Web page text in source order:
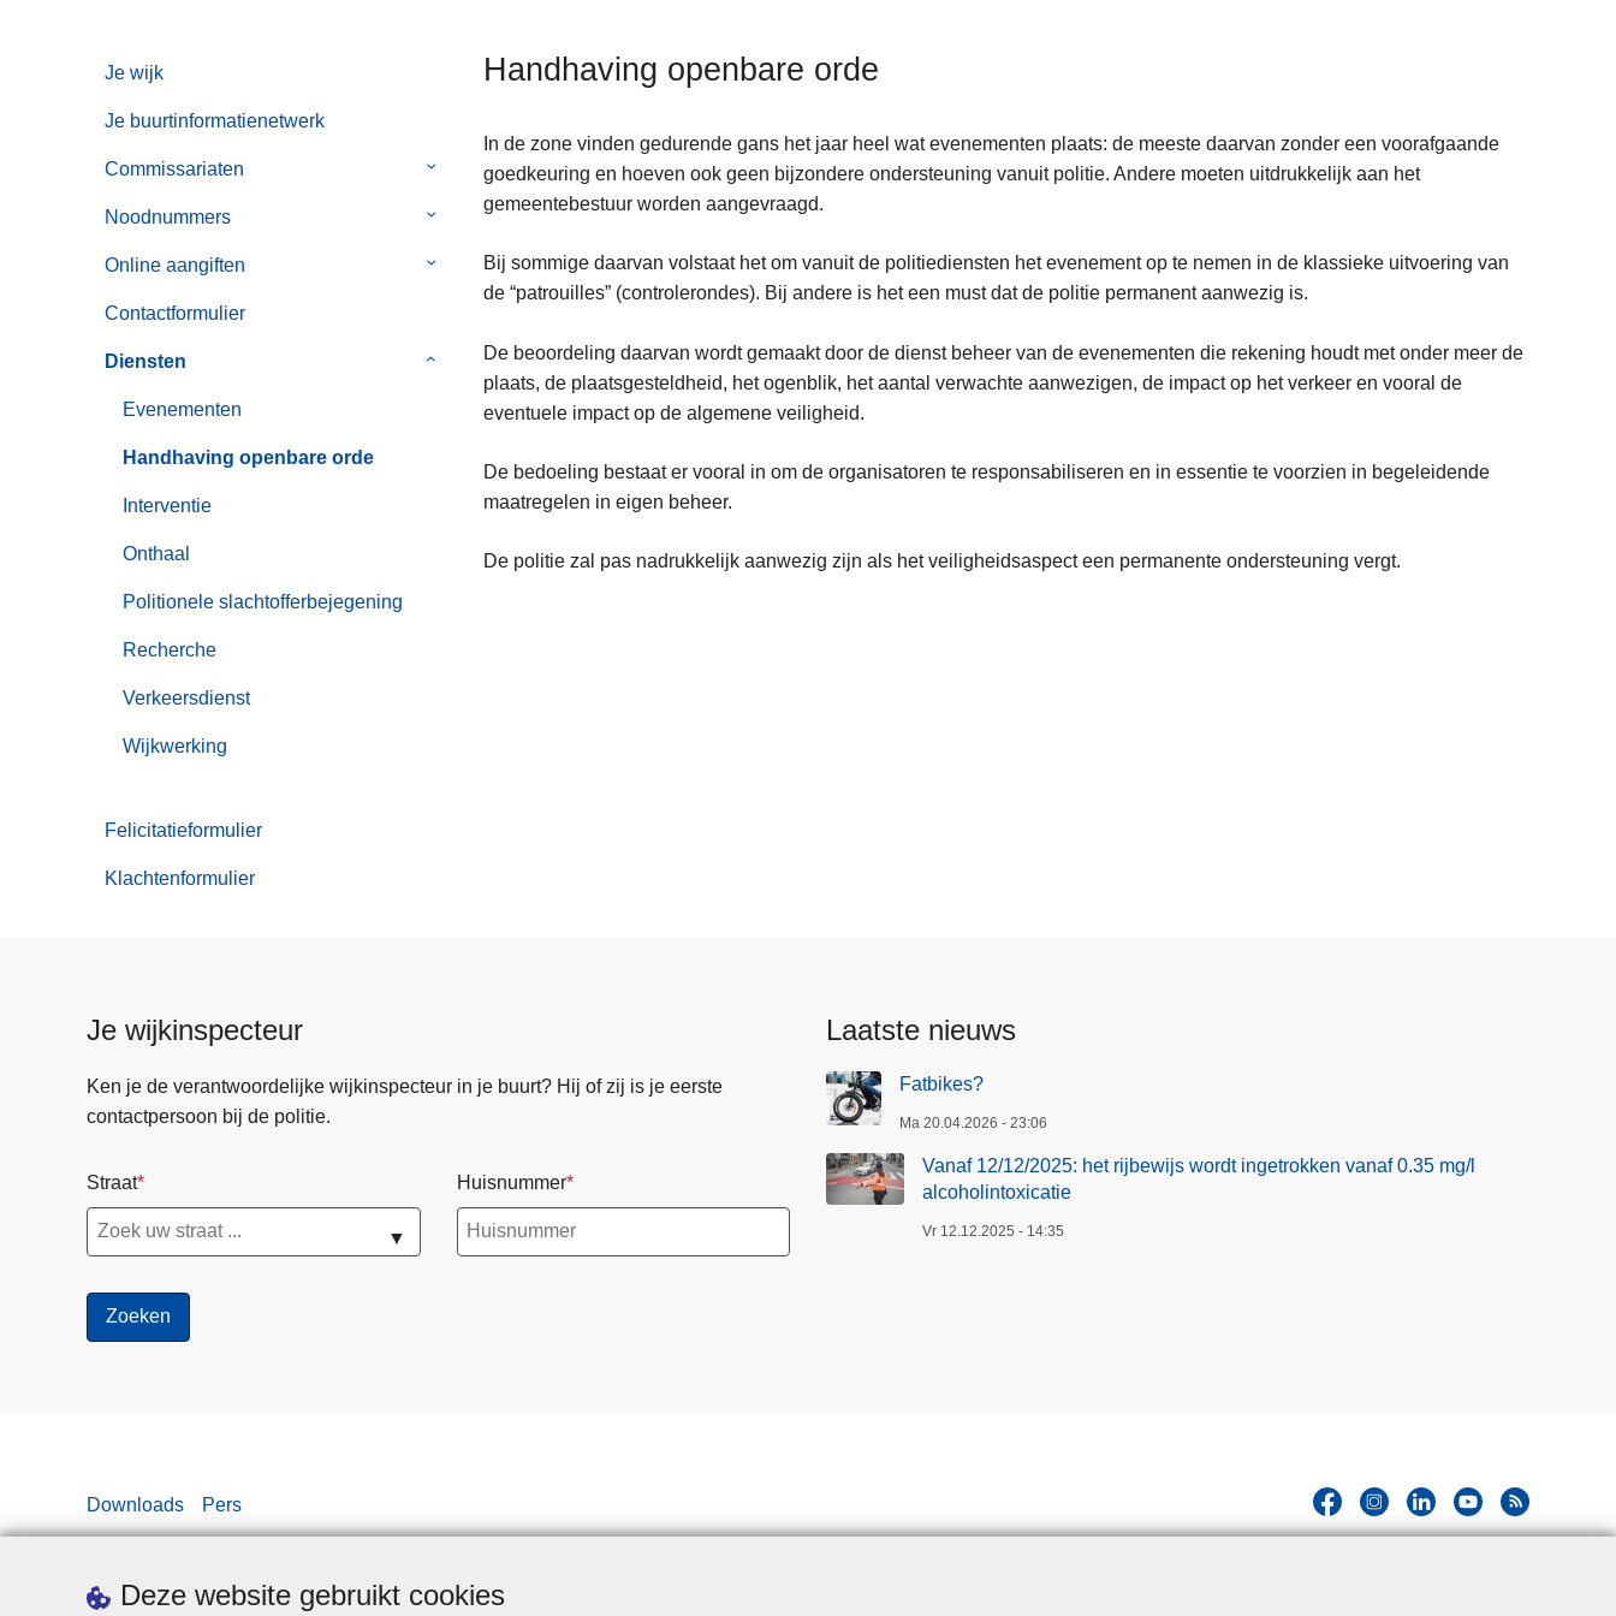
Deze website gebruikt cookies
Je wijk
Je buurtinformatienetwerk
Commissariaten
Submenu
Noodnummers
Submenu
Noodnummers
Online aangiften
Submenu
aangiften
Contactformulier
Diensten
Submenu
Diensten
Evenementen
Handhaving openbare orde
Interventie
Onthaal
Politionele slachtofferbejegening
Recherche
Verkeersdienst
Wijkwerking
Felicitatieformulier
Klachtenformulier
Handhaving openbare orde
In de zone vinden gedurende gans het jaar heel wat evenementen plaats: de meeste daarvan zonder een voorafgaande
goedkeuring en hoeven ook geen bijzondere ondersteuning vanuit politie. Andere moeten uitdrukkelijk aan het
gemeentebestuur worden aangevraagd.
Bij sommige daarvan volstaat het om vanuit de politiediensten het evenement op te nemen in de klassieke uitvoering van
de “patrouilles” (controlerondes). Bij andere is het een must dat de politie permanent aanwezig is.
De beoordeling daarvan wordt gemaakt door de dienst beheer van de evenementen die rekening houdt met onder meer de
plaats, de plaatsgesteldheid, het ogenblik, het aantal verwachte aanwezigen, de impact op het verkeer en vooral de
eventuele impact op de algemene veiligheid.
De bedoeling bestaat er vooral in om de organisatoren te responsabiliseren en in essentie te voorzien in begeleidende
maatregelen in eigen beheer.
De politie zal pas nadrukkelijk aanwezig zijn als het veiligheidsaspect een permanente ondersteuning vergt.
Je wijkinspecteur
Ken je de verantwoordelijke wijkinspecteur in je buurt? Hij of zij is je eerste
contactpersoon bij de politie.
Straat
▼
Huisnummer
Laatste nieuws
Fatbikes?
Ma 20.04.2026 - 23:06
Vanaf 12/12/2025: het rijbewijs wordt ingetrokken vanaf 0.35 mg/l
alcoholintoxicatie
Vr 12.12.2025 - 14:35
Downloads Pers